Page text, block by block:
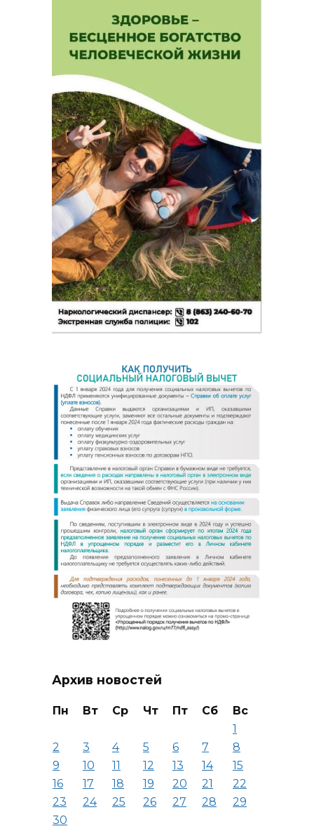
Архив новостей
Пн Вт Ср Чт Пт Сб
Вс
1
2
3 4 5 6 7
8
9
10 11 12 13 14
15
16
17 18 19 20 21
22
23
24 25 26 27 28
29
30